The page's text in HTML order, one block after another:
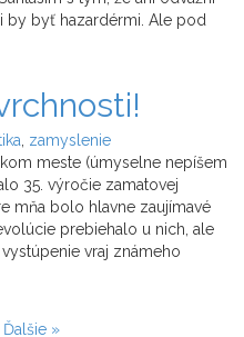
by byť hazardérmi. Ale pod
zamyslenie
meste (úmyselne nepíšem
35. výročie zamatovej
mňa bolo hlavne zaujímavé
prebiehalo u nich, ale
vraj známeho
Ďalšie »